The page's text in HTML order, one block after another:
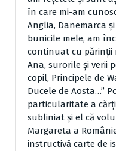
în care mi-am
Anglia, Danemarca
bunicile mele, am
continuat cu părinţii
Ana, surorile şi verii
copil, Principele de
Ducele de Aosta…”
particularitate a
subliniat şi el că
Margareta a
instructivă carte de